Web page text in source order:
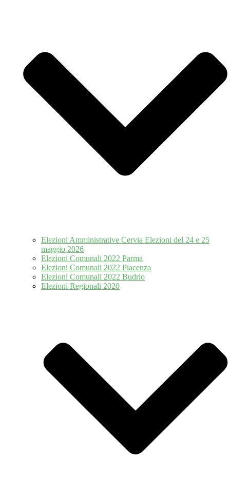
Elezioni Amministrative Cervia Elezioni del 24 e 25
maggio 2026
Elezioni Comunali 2022 Parma
Elezioni Comunali 2022 Piacenza
Elezioni Comunali 2022 Budrio
Elezioni Regionali 2020